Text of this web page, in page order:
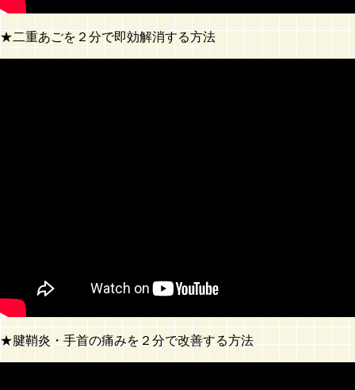
★二重あごを２分で即効解消する方法
★腱鞘炎・手首の痛みを２分で改善する方法